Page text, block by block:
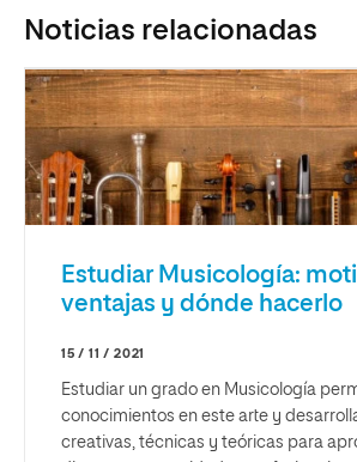
Noticias relacionadas
Estudiar Musicología:
ventajas y dónde hacerlo
15 / 11 / 2021
Estudiar un grado en Musicología
conocimientos en este arte y
creativas, técnicas y teóricas para